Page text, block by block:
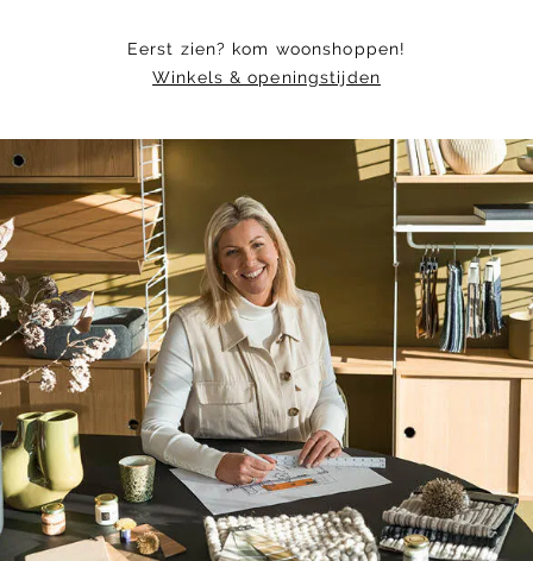
Eerst zien? kom woonshoppen!
Winkels & openingstijden